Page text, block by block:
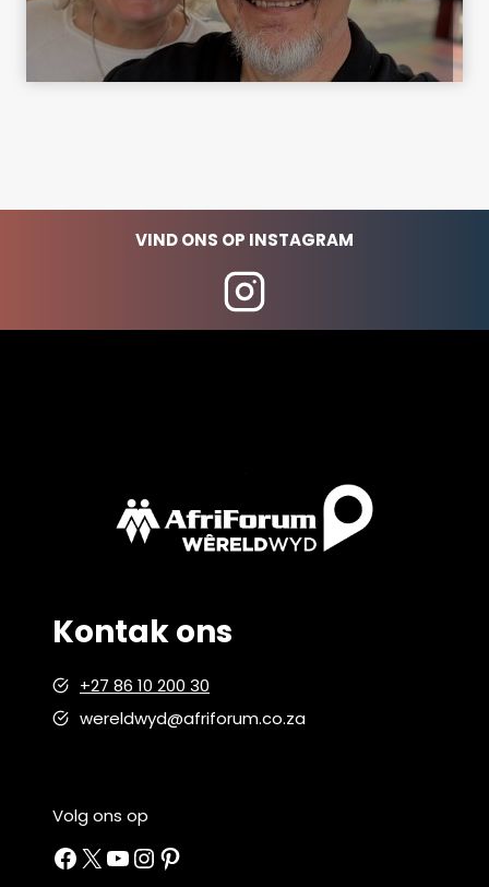
VIND ONS OP INSTAGRAM
Kontak ons
+27 86 10 200 30
wereldwyd@afriforum.co.za
Volg ons op
Facebook
X YouTube
Instagram
Pinterest